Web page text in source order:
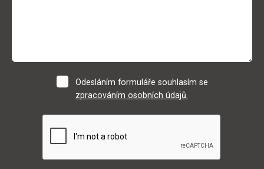
Odesláním formuláře souhlasím se
zpracováním osobních údajů.